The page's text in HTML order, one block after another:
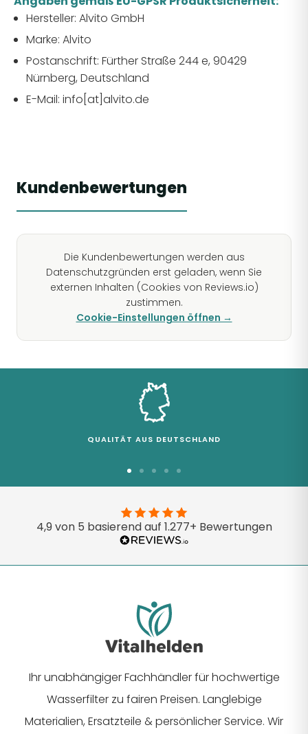
Hersteller: Alvito GmbH
Marke: Alvito
Postanschrift: Fürther Straße 244 e, 90429
Nürnberg, Deutschland
E-Mail: info[at]alvito.de
Kundenbewertungen
Die Kundenbewertungen werden aus
Datenschutzgründen erst geladen, wenn Sie
externen Inhalten (Cookies von Reviews.io)
zustimmen.
Cookie-Einstellungen öffnen →
QUALITÄT AUS DEUTSCHLAND
1
gehen
2
gehen
3
gehen
4
gehen
5
gehen
4,9 von 5 basierend auf 1.277+ Bewertungen
Ihr unabhängiger Fachhändler für hochwertige
Wasserfilter zu fairen Preisen. Langlebige
Materialien, Ersatzteile & persönlicher Service. Wir